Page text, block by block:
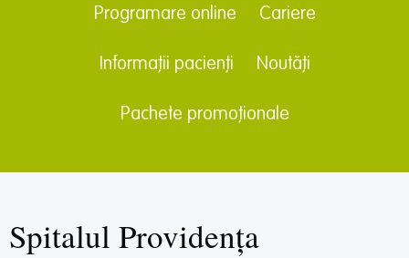
Programare online Cariere
Informații pacienți Noutăți
Pachete promoționale
Spitalul Providența